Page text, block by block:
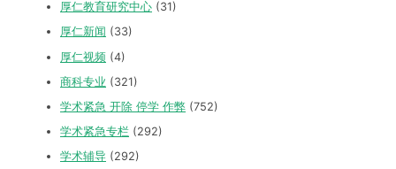
厚仁教育研究中心 (31)
厚仁新闻 (33)
厚仁视频 (4)
商科专业 (321)
学术紧急 开除 停学 作弊 (752)
学术紧急专栏 (292)
学术辅导 (292)